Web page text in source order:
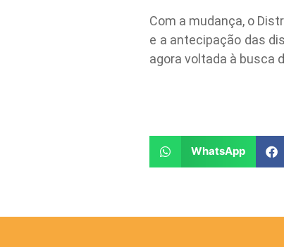
Com a mudança, o
e a antecipação das
agora voltada à busca
WhatsApp